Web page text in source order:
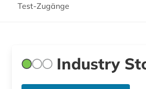
Test-Zugänge
Industry